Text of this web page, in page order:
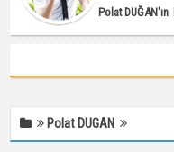
Polat DUĞAN'ın
Polat DUGAN
film15
Ekim 03, 2014 | 521 Okuma